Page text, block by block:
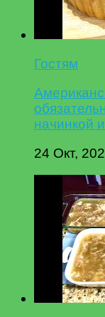
Гостям
начинкой
24 Окт,